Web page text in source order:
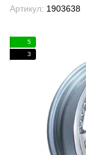
Артикул: 1903638
5
3